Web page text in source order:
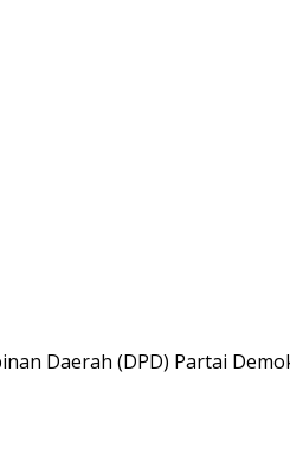
Daerah (DPD) Partai